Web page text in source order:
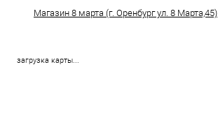
Магазин 8 марта (г. Оренбург ул. 8 Марта,45)
загрузка карты...